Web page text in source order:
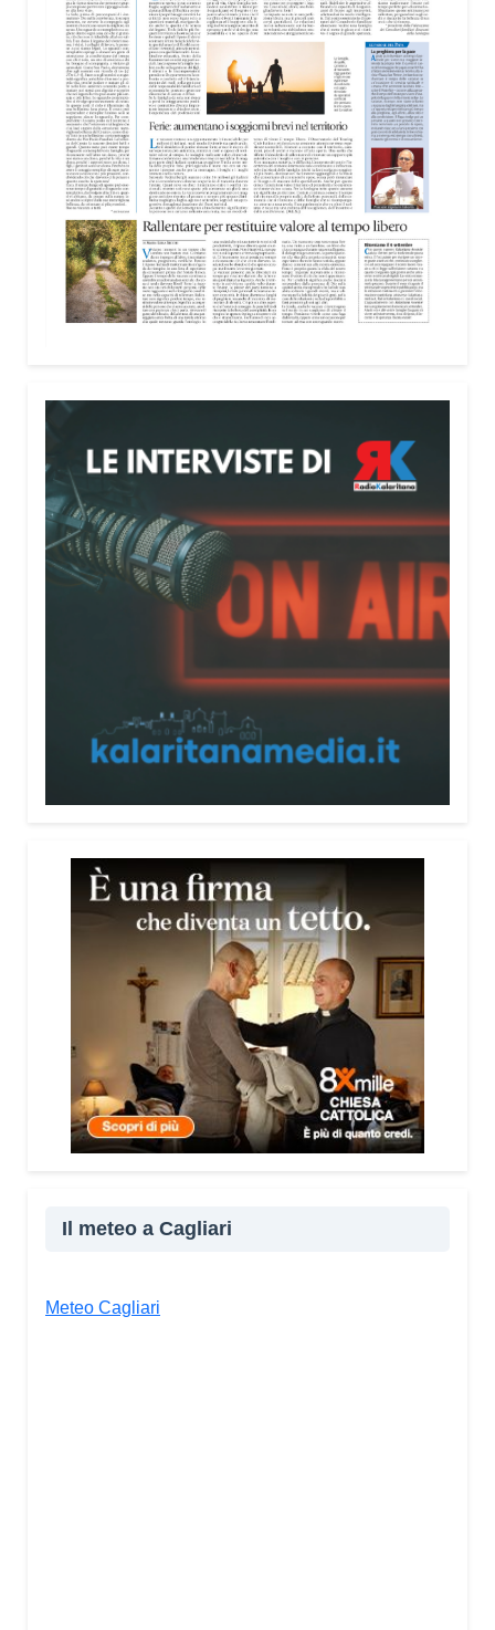
rafforza la vocazione al servizio», sottolinea
Cristiano Pani.
Il programma dedica spazio anche ai temi della
pace e della cooperazione nel Mediterraneo. Oggi
pomeriggio, alla Mediateca del Mediterraneo
(MEM), l’incontro con l’arcivescovo monsignor
Giuseppe Baturi ha approfondito il ruolo dei giovani
nella costruzione di ponti tra culture e popoli, con
un confronto inserito nel percorso “Cagliari Città
della Pace e del Mediterraneo”, progetto che
promuove il dialogo e la collaborazione tra le
libanese del Consiglio dei Giovani del
Mediterraneo della CEI: «Il campo è molto più di
un’esperienza di volontariato: è un’opportunità per
costruire relazioni attraverso il servizio, linguaggio
universale capace di unire persone diverse».
Il meteo a Cagliari
Meteo Cagliari